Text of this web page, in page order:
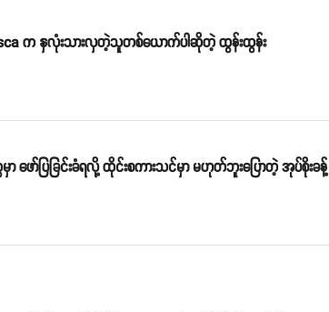
က နှလုံးသားလှတဲ့သူတစ်ယောက်ပါဆိုတဲ့ ထွန်းထွန်း
ဖော်ပြခြင်းခံရလို့ ထိုင်းစကားသင်မှာ မဟုတ်ဘူးပြောတဲ့ အုပ်စိုးခန့်